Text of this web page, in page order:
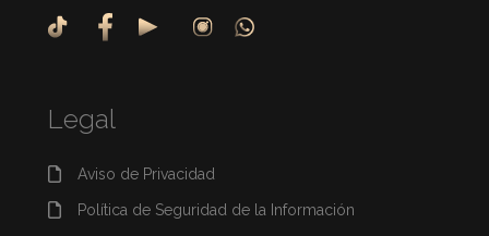
Legal
Aviso de Privacidad
Política de Seguridad de la Información